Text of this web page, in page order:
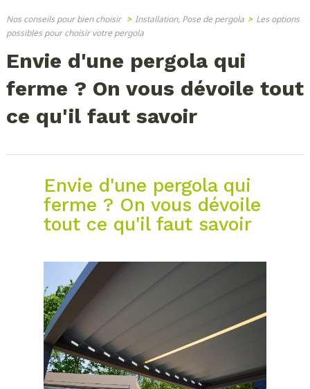
Nos conseils pour bien choisir > Installation, Pose de pergola > Les options
possibles pour choisir votre pergola
Envie d'une pergola qui
ferme ? On vous dévoile tout
ce qu'il faut savoir
Envie d'une pergola qui
ferme ? On vous dévoile
tout ce qu'il faut savoir